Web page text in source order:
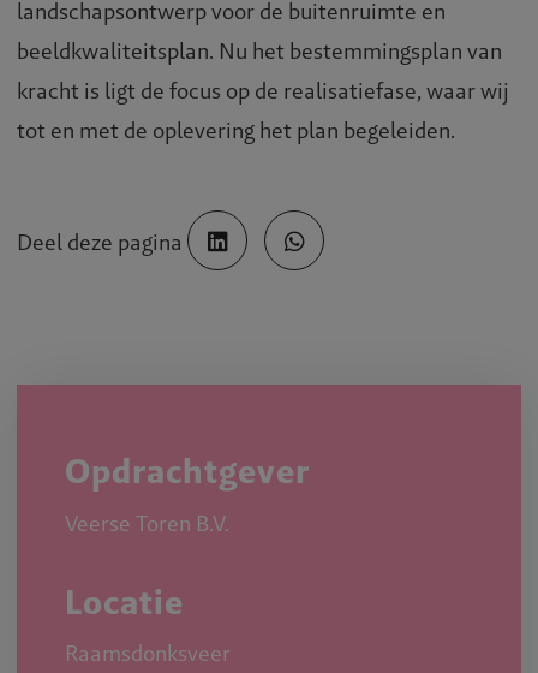
landschapsontwerp voor de buitenruimte en
beeldkwaliteitsplan. Nu het bestemmingsplan van
kracht is ligt de focus op de realisatiefase, waar wij
tot en met de oplevering het plan begeleiden.
Deel deze pagina
Opdrachtgever
Veerse Toren B.V.
Locatie
Raamsdonksveer